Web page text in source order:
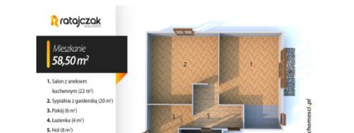
Pomieszczenie przynależne:
Do mieszkania przynależy piwnica o
powierzchni 5,70 m, zawarta w cenie
mieszkania.